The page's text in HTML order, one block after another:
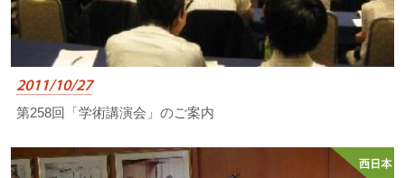
2011/10/27
第258回「学術講演会」のご案内